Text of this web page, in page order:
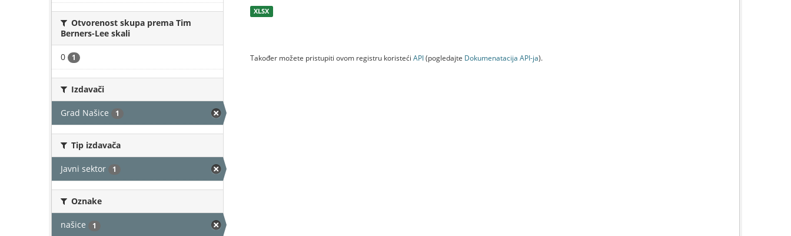
Otvorenost skupa prema Tim
Berners-Lee skali
0 1
Izdavači
Grad Našice 1
Tip izdavača
Javni sektor 1
Oznake
našice 1
XLSX
Također možete pristupiti ovom registru koristeći API(pogledajte Dokumenаtаcijа API-jа).